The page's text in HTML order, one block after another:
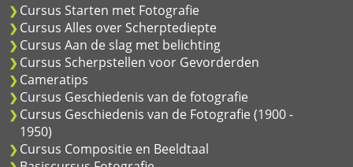
Cursus Starten met Fotografie
Cursus Alles over Scherptediepte
Cursus Aan de slag met belichting
Cursus Scherpstellen voor Gevorderden
Cameratips
Cursus Geschiedenis van de fotografie
Cursus Geschiedenis van de Fotografie (1900 -
1950)
Cursus Compositie en Beeldtaal